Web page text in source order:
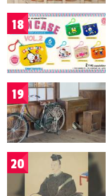
18
19
20